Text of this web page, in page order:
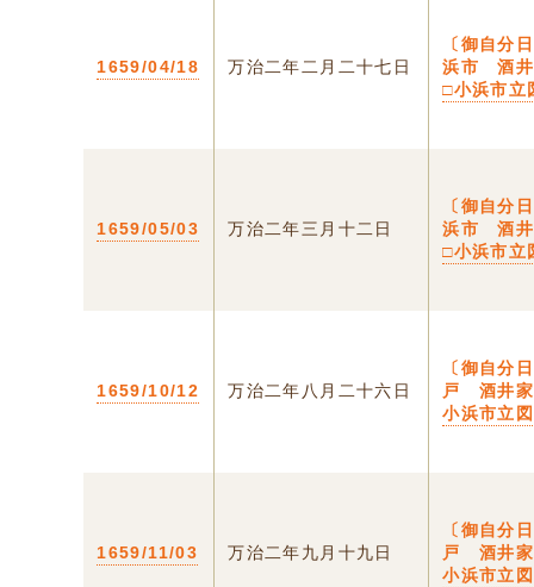
1659/04/18 万治二年二月二十七日
〔御自分
浜市 酒
□小浜市立
1659/05/03 万治二年三月十二日
〔御自分
浜市 酒
□小浜市立
1659/10/12 万治二年八月二十六日
〔御自分
戸 酒井
小浜市立
1659/11/03 万治二年九月十九日
〔御自分
戸 酒井
小浜市立